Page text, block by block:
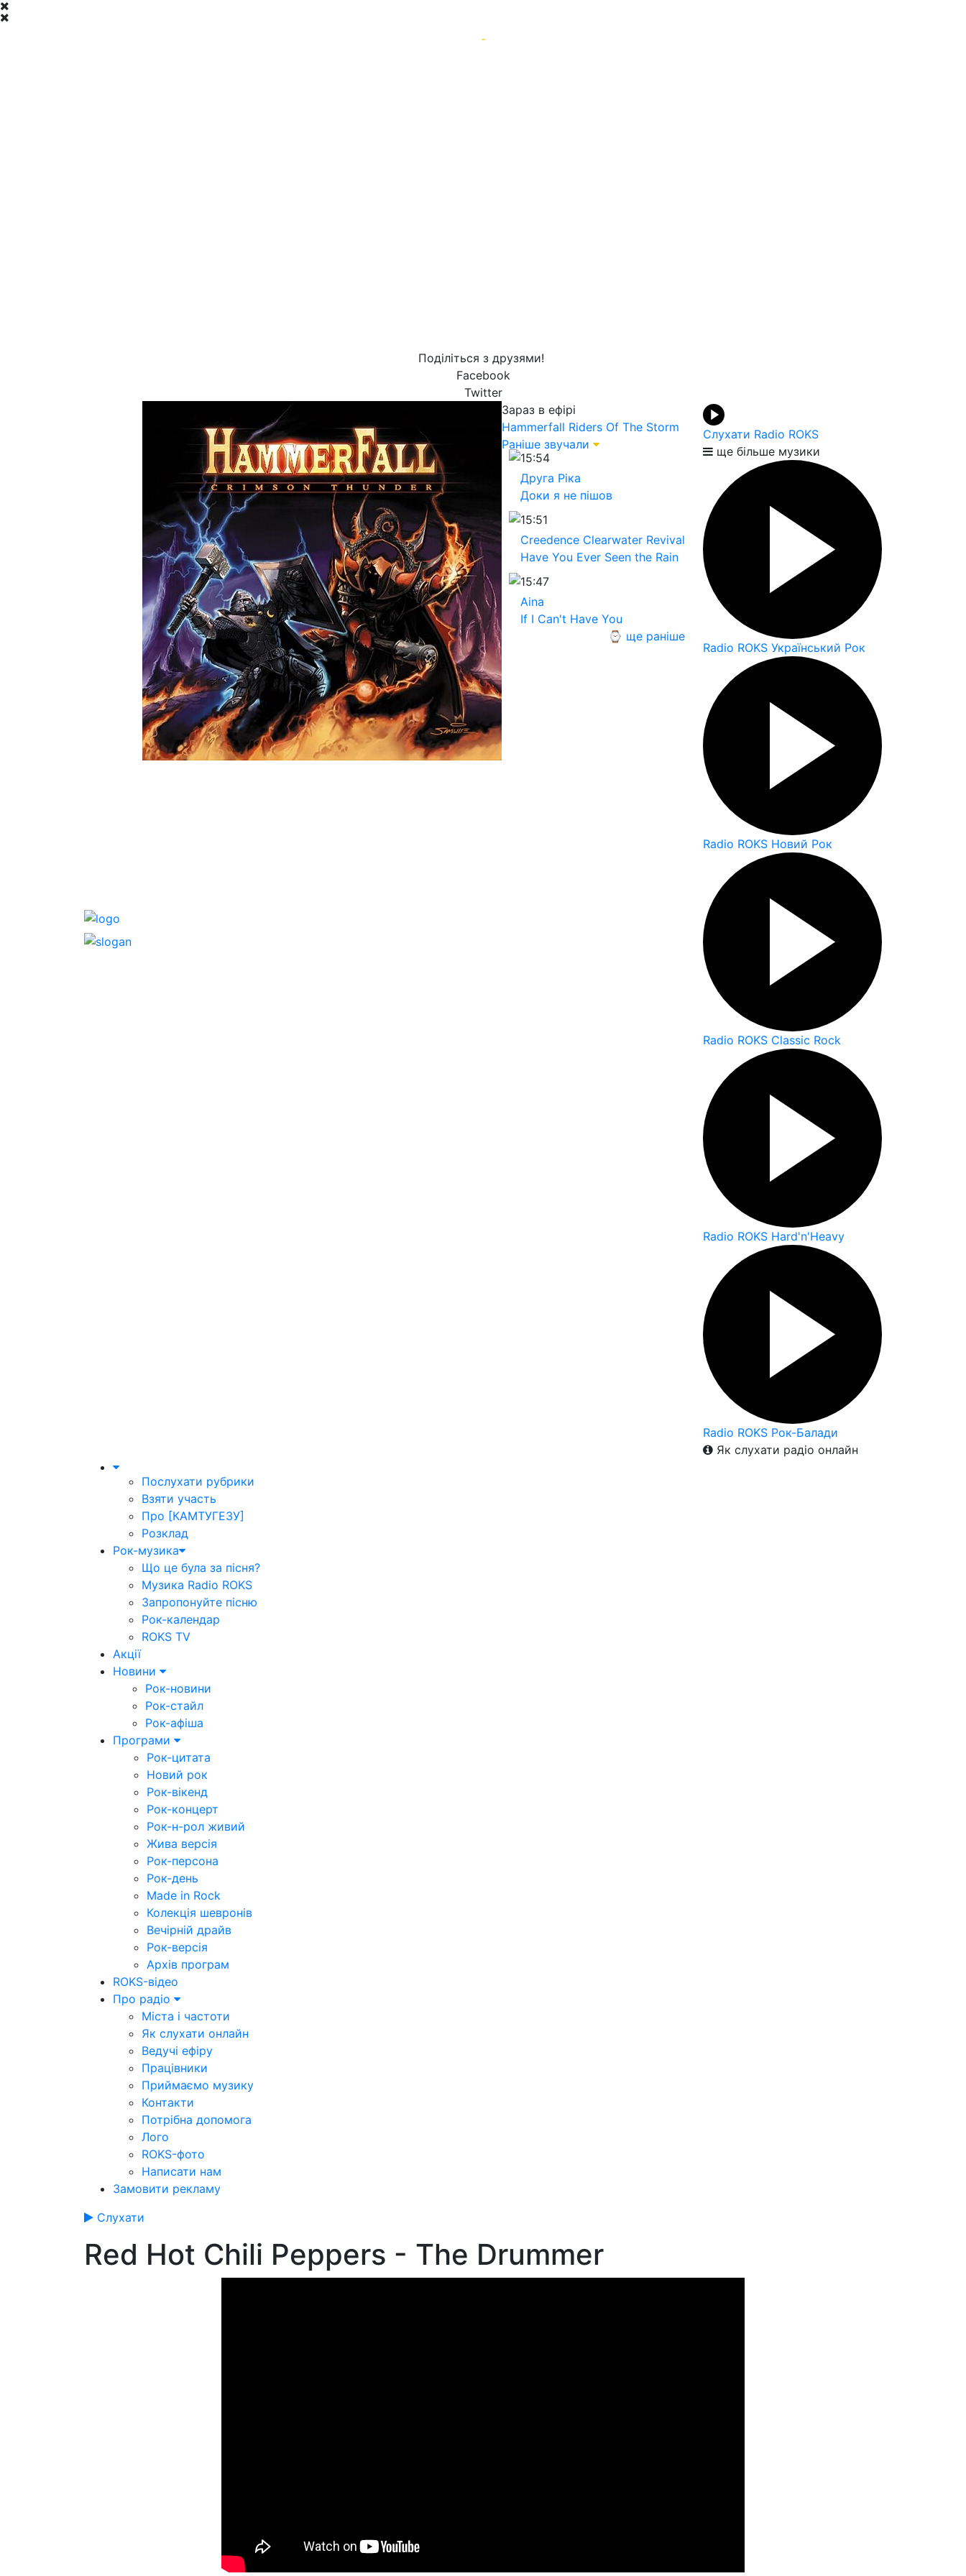
-
Поділіться з друзями!
Facebook
Twitter
Зараз в ефірі
Hammerfall Riders Of The Storm
Раніше звучали
15:54
Друга Ріка
Доки я не пішов
15:51
Creedence Clearwater Revival
Have You Ever Seen the Rain
15:47
Aina
If I Can't Have You
⌚ ще раніше
Слухати Radio ROKS
ще більше музики
Radio ROKS Український Рок
Radio ROKS Новий Рок
Radio ROKS Classic Rock
Radio ROKS Hard'n'Heavy
Radio ROKS Рок-Балади
Як слухати радіо онлайн
Послухати рубрики
Взяти участь
Про [КАМТУГЕЗУ]
Розклад
Рок-музика
Що це була за пісня?
Музика Radio ROKS
Запропонуйте пісню
Рок-календар
ROKS TV
Акції
Новини
Рок-новини
Рок-стайл
Рок-афіша
Програми
Рок-цитата
Новий рок
Рок-вікенд
Рок-концерт
Рок-н-рол живий
Жива версія
Рок-персона
Рок-день
Made in Rock
Колекція шевронів
Вечірній драйв
Рок-версія
Архів програм
ROKS-відео
Про радіо
Міста і частоти
Як слухати онлайн
Ведучі ефіру
Працівники
Приймаємо музику
Контакти
Потрібна допомога
Лого
ROKS-фото
Написати нам
Замовити рекламу
Слухати
Red Hot Chili Peppers - The Drummer